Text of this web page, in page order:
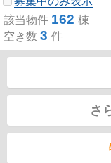
該当物件 162 棟
空き数 3 件
さ